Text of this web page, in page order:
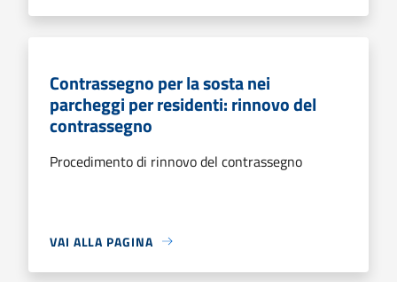
Contrassegno per la sosta nei
parcheggi per residenti: rinnovo del
contrassegno
Procedimento di rinnovo del contrassegno
VAI ALLA PAGINA